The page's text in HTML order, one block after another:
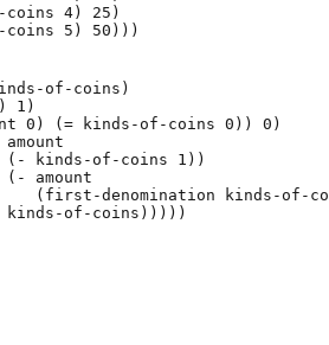
coins 4 ) 25 )
coins 5 ) 50 )))
of-coins )
) 1 )
0 ) ( = kinds-of-coins 0 )) 0 )
amount
( - kinds-of-coins 1 ))
( -
amount
( first-denomination
kinds-of-
kinds-of-coins )))))